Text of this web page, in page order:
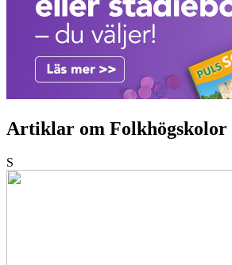
Artiklar om Folkhögskolor
S